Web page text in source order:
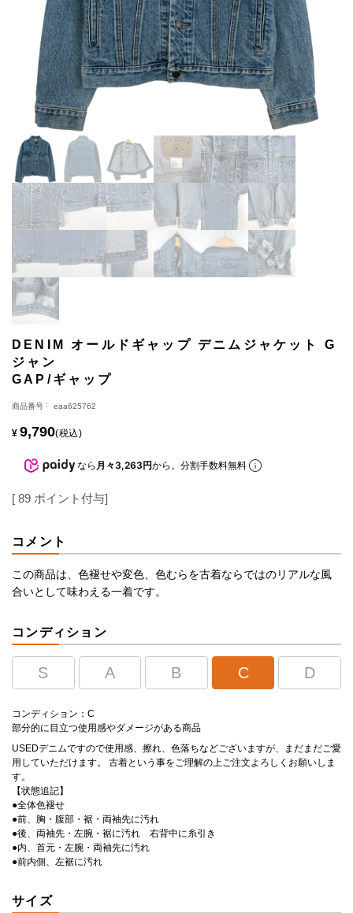
DENIM オールドギャップ デニムジャケット G
ジャン
GAP/ギャップ
商品番号 eaa625762
¥ 9,790 税込
なら 月々3,263円から。分割手数料無料
[ 89 ポイント付与]
コメント
この商品は、色褪せや変色、色むらを古着ならではのリアルな風
合いとして味わえる一着です。
コンディション
S A B C D
コンディション：C
部分的に目立つ使用感やダメージがある商品
USEDデニムですので使用感、擦れ、色落ちなどございますが、まだまだご愛
用していただけます。 古着という事をご理解の上ご注文よろしくお願いしま
す。
【状態追記】
●全体色褪せ
●前、胸・腹部・裾・両袖先に汚れ
●後、両袖先・左腕・裾に汚れ 右背中に糸引き
●内、首元・左腕・両袖先に汚れ
●前内側、左裾に汚れ
サイズ